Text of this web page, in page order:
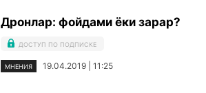
Дронлар: фойдами ёки зарар?
ДОСТУП ПО ПОДПИСКЕ
МНЕНИЯ 19.04.2019 | 11:25